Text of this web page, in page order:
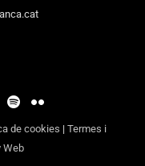
de cookies | Termes i
Web